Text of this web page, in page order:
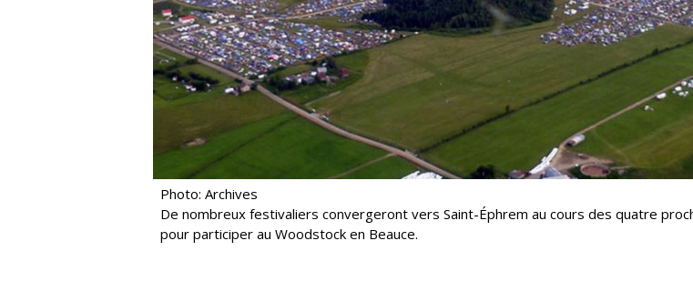
Photo: Archives
De nombreux festivaliers convergeront vers Saint-Éphrem au cours des quatre
pour participer au Woodstock en Beauce.